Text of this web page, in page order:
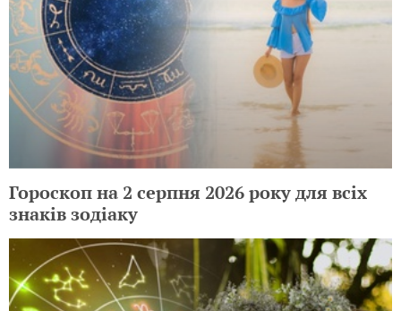
Гороскоп на 2 серпня 2026 року для всіх
знаків зодіаку